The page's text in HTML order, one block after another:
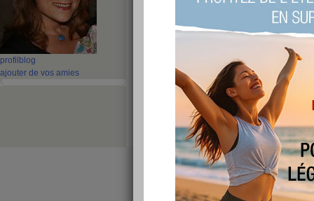
profil blog
ajouter de vos amies
Le retour de la
Enfin une journée sans craquage !!! Bon, je
finie, mais j'ai réussi à me réconforter
abdos, j'ai eu de très belles courbattures au
ce matin s'était juste "mission impossible" de
abdominale !!!
Ma machine à laver qui m'avait inondé la
changée, du coups j'ai pris un après midi
et j'en suis à mon troisième cycle de lavage...